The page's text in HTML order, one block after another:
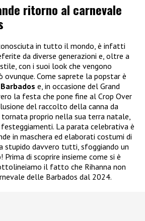
ritorno al carnevale
in tutto il mondo, è infatti
da diverse generazioni e, oltre a
con i suoi look che vengono
ovunque. Come saprete la popstar è
e, in occasione del Grand
la festa che pone fine al Crop Over
del raccolto della canna da
tornata proprio nella sua terra natale,
La parata celebrativa è
in maschera ed elaborati costumi di
stupido davvero tutti, sfoggiando un
di scoprire insieme come si è
il fatto che Rihanna non
delle Barbados dal 2024.